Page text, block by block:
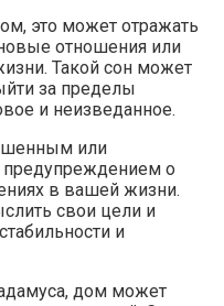
это может отражать
отношения или
Такой сон может
за пределы
и неизведанное.
или
о
в вашей жизни.
свои цели и
и
дом может